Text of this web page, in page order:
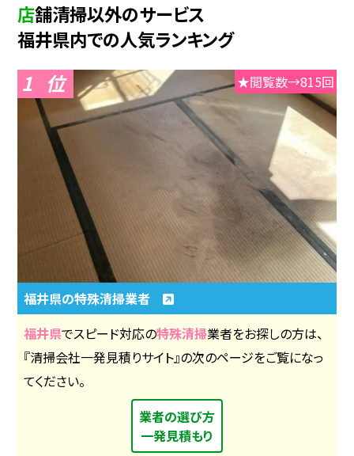
店舗清掃以外のサービス
福井県内での人気ランキング
1 ★閲覧数→815回
福井県の特殊清掃業者
福井県でスピード対応の特殊清掃業者をお探しの方は、
『清掃会社一発見積りサイト』の次のページをご覧になっ
てください。
業者の選び方
一発見積もり